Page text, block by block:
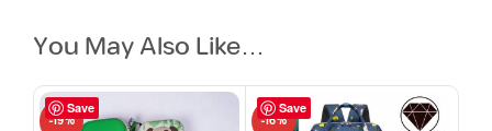
You May Also Like…
Save
-19%
Save
-16%